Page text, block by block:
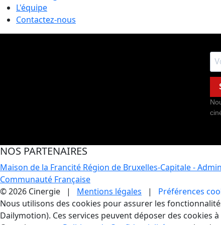
L'équipe
Contactez-nous
NOS PARTENAIRES
Maison de la Francité Région de Bruxelles-Capitale -
Communauté Française
© 2026 Cinergie | Mentions légales | Préférences
Gestion des Cookies
Nous utilisons des cookies pour assurer les
Dailymotion). Ces services peuvent déposer des cookies